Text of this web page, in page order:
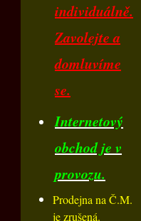
individuálně.
Zavolejte a
domluvíme
se.
Internetový
obchod je v
provozu.
Prodejna na Č.M.
je zrušená.